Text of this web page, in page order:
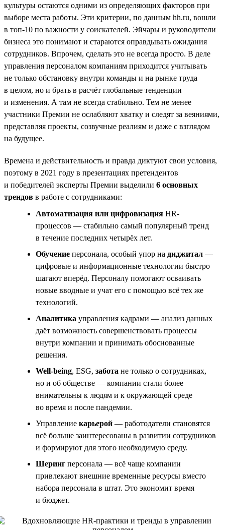
культуры остаются одними из определяющих факторов при
выборе места работы. Эти критерии, по данным hh.ru, вошли
в топ-10 по важности у соискателей. Эйчары и руководители
бизнеса это понимают и стараются оправдывать ожидания
сотрудников. Впрочем, сделать это не всегда просто. В деле
управления персоналом компаниям приходится учитывать
не только обстановку внутри команды и на рынке труда
в целом, но и брать в расчёт глобальные тенденции
и изменения. А там не всегда стабильно. Тем не менее
участники Премии не ослабляют хватку и следят за веяниями,
представляя проекты, созвучные реалиям и даже с взглядом
на будущее.
Времена и действительность и правда диктуют свои условия,
поэтому в 2021 году в презентациях претендентов
и победителей эксперты Премии выделили 6 основных
трендов в работе с сотрудниками:
Автоматизация или цифровизация HR-
процессов — стабильно самый популярный тренд
в течение последних четырёх лет.
Обучение персонала, особый упор на диджитал —
цифровые и информационные технологии быстро
шагают вперёд. Персоналу помогают осваивать
новые вводные и учат его с помощью всё тех же
технологий.
Аналитика управления кадрами — анализ данных
даёт возможность совершенствовать процессы
внутри компании и принимать обоснованные
решения.
Well-being, ESG, забота не только о сотрудниках,
но и об обществе — компании стали более
внимательны к людям и к окружающей среде
во время и после пандемии.
Управление карьерой — работодатели становятся
всё больше заинтересованы в развитии сотрудников
и формируют для этого необходимую среду.
Шеринг персонала — всё чаще компании
привлекают внешние временные ресурсы вместо
набора персонала в штат. Это экономит время
и бюджет.